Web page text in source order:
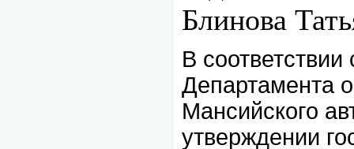
Блинова
В
Департамента
Мансийского
утверждении